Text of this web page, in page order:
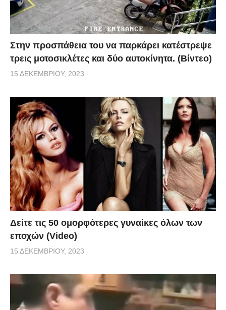
Στην προσπάθεια του να παρκάρει κατέστρεψε
τρεις μοτοσικλέτες και δύο αυτοκίνητα. (Βίντεο)
15 ΔΕΚΕΜΒΡΊΟΥ, 2023
Δείτε τις 50 ομορφότερες γυναίκες όλων των
εποχών (Video)
15 ΔΕΚΕΜΒΡΊΟΥ, 2023